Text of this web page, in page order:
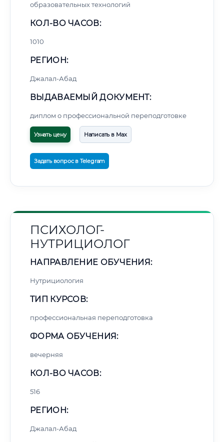
образовательных технологий
КОЛ-ВО ЧАСОВ:
1010
РЕГИОН:
Джалал-Абад
ВЫДАВАЕМЫЙ ДОКУМЕНТ:
диплом о профессиональной переподготовке
Узнать цену Написать в Max
Задать вопрос в Telegram
ПСИХОЛОГ-
НУТРИЦИОЛОГ
НАПРАВЛЕНИЕ ОБУЧЕНИЯ:
Нутрициология
ТИП КУРСОВ:
профессиональная переподготовка
ФОРМА ОБУЧЕНИЯ:
вечерняя
КОЛ-ВО ЧАСОВ:
516
РЕГИОН:
Джалал-Абад